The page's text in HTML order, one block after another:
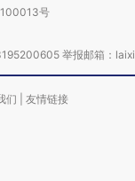
号
举报邮箱：
们 友情链接